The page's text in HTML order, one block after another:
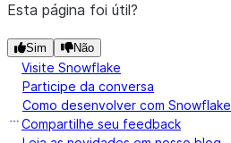
Esta página foi útil?
Sim Não
Visite Snowflake
Participe da conversa
Como desenvolver com Snowflake
Compartilhe seu feedback